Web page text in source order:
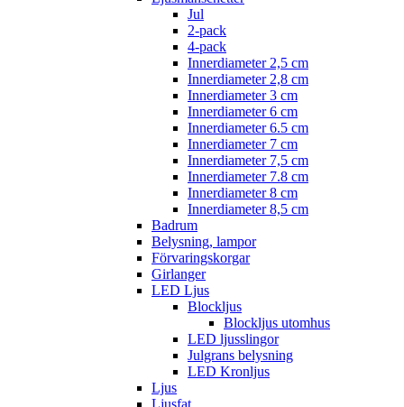
Jul
2-pack
4-pack
Innerdiameter 2,5 cm
Innerdiameter 2,8 cm
Innerdiameter 3 cm
Innerdiameter 6 cm
Innerdiameter 6.5 cm
Innerdiameter 7 cm
Innerdiameter 7,5 cm
Innerdiameter 7.8 cm
Innerdiameter 8 cm
Innerdiameter 8,5 cm
Badrum
Belysning, lampor
Förvaringskorgar
Girlanger
LED Ljus
Blockljus
Blockljus utomhus
LED ljusslingor
Julgrans belysning
LED Kronljus
Ljus